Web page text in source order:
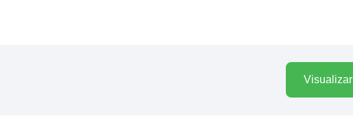
Visualizar